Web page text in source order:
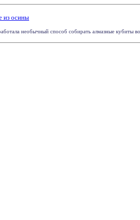
из осины
необычный способ собирать алмазные кубиты